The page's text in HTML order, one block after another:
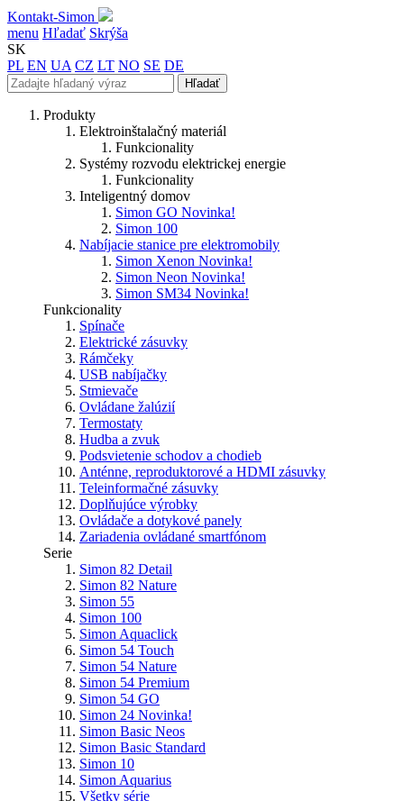
Kontakt-Simon
menu Hľadať Skrýša
SK
PL EN UA CZ LT NO SE DE
Hľadať
Produkty
Elektroinštalačný materiál
Funkcionality
Systémy rozvodu elektrickej energie
Funkcionality
Inteligentný domov
Simon GO Novinka!
Simon 100
Nabíjacie stanice pre elektromobily
Simon Xenon Novinka!
Simon Neon Novinka!
Simon SM34 Novinka!
Funkcionality
Spínače
Elektrické zásuvky
Rámčeky
USB nabíjačky
Stmievače
Ovládane žalúzií
Termostaty
Hudba a zvuk
Podsvietenie schodov a chodieb
Anténne, reproduktorové a HDMI zásuvky
Teleinformačné zásuvky
Doplňujúce výrobky
Ovládače a dotykové panely
Zariadenia ovládané smartfónom
Serie
Simon 82 Detail
Simon 82 Nature
Simon 55
Simon 100
Simon Aquaclick
Simon 54 Touch
Simon 54 Nature
Simon 54 Premium
Simon 54 GO
Simon 24 Novinka!
Simon Basic Neos
Simon Basic Standard
Simon 10
Simon Aquarius
Všetky série